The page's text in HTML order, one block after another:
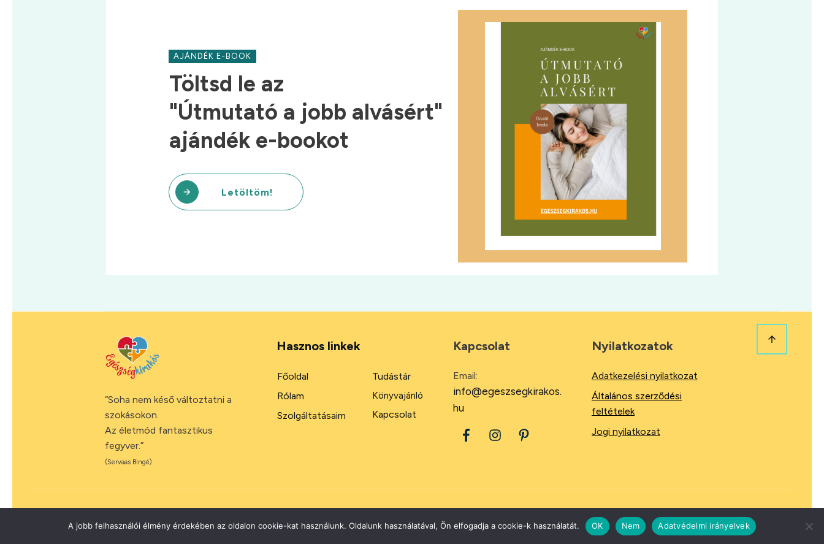
AJÁNDÉK E-BOOK
Töltsd le az
"Útmutató a jobb alvásért"
ajándék e-bookot
Letöltöm!
“Soha nem késő változtatni a
szokásokon.
Az életmód fantasztikus
fegyver.”
(Servaas Bingé)
Hasznos linkek
Főoldal
Rólam
Szolgáltatásaim
Tudástár
Könyvajánló
Kapcsolat
Kapcsolat
Email:
info@egeszsegkirakos.
hu
Nyilatkozatok
Adatkezelési nyilatkozat
Általános szerződési
feltételek
Jogi nyilatkozat
A jobb felhasználói élmény érdekében az oldalon cookie-kat használunk. Oldalunk használatával, Ön elfogadja a cookie-k használatát. OK Nem Adatvédelmi irányelvek